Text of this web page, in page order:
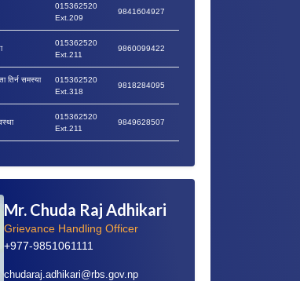
015362520
Ext.209
9841604927
015362520
Ext.211
9860099422
तिर्न समस्या
015362520
Ext.318
9818284095
015362520
Ext.211
9849628507
Mr. Chuda Raj Adhikari
Grievance Handling Officer
+977-9851061111
chudaraj.adhikari@rbs.gov.np